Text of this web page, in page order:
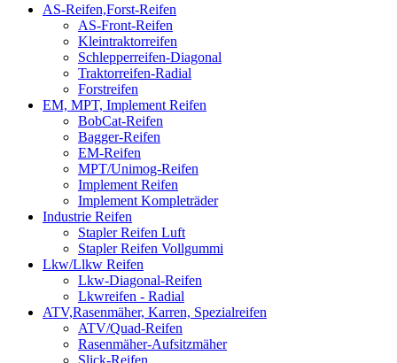
AS-Reifen,Forst-Reifen
AS-Front-Reifen
Kleintraktorreifen
Schlepperreifen-Diagonal
Traktorreifen-Radial
Forstreifen
EM, MPT, Implement Reifen
BobCat-Reifen
Bagger-Reifen
EM-Reifen
MPT/Unimog-Reifen
Implement Reifen
Implement Kompleträder
Industrie Reifen
Stapler Reifen Luft
Stapler Reifen Vollgummi
Lkw/Llkw Reifen
Lkw-Diagonal-Reifen
Lkwreifen - Radial
ATV,Rasenmäher, Karren, Spezialreifen
ATV/Quad-Reifen
Rasenmäher-Aufsitzmäher
Slick-Reifen